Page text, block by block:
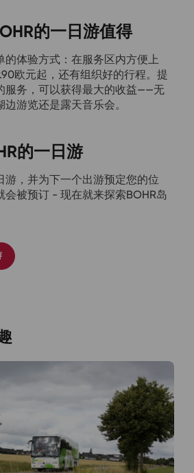
的一日游值得
的体验方式：在服务区内方便上
欧元起，还有组织好的行程。提
服务，可以获得最大的收益——无
游览还是露天音乐会。
的一日游
游，并为下一个出游预定您的位
会被预订 - 现在就来探索BOHR岛